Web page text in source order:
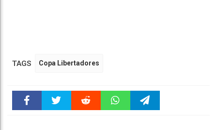
TAGS Copa Libertadores